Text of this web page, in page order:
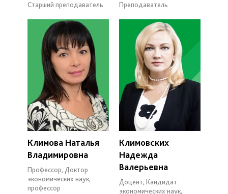
Старший преподаватель Преподаватель
Климова Наталья
Владимировна
Профессор, Доктор
экономических наук,
профессор
Климовских
Надежда
Валерьевна
Доцент, Кандидат
экономических наук,